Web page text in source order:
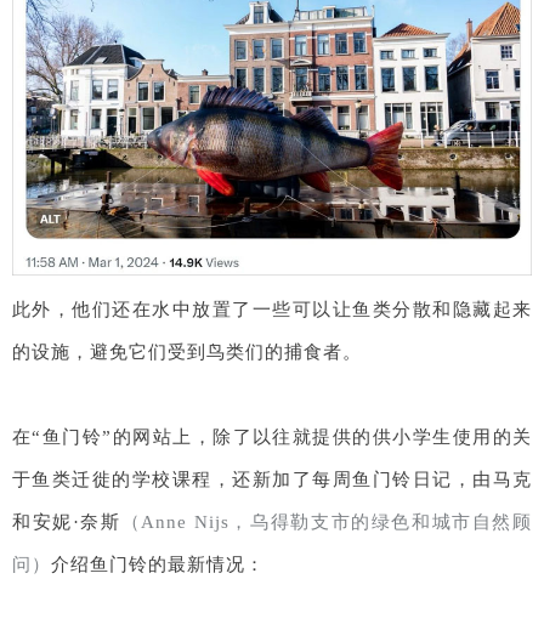
此外，他们还在水中放置了一些可以让鱼类分散和隐藏起来
的设施，避免它们受到鸟类们的捕食者。
在“鱼门铃”的网站上，除了以往就提供的供小学生使用的关
于鱼类迁徙的学校课程，还新加了每周鱼门铃日记，由马克
和安妮·奈斯 （Anne Nijs，乌得勒支市的绿色和城市自然顾
问） 介绍鱼门铃的最新情况：